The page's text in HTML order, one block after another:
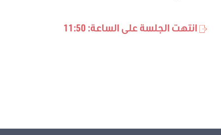
انتهت الجلسة على الساعة: 11:50